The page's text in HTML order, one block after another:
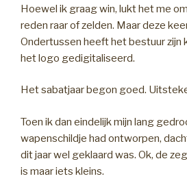
Hoewel ik graag win, lukt het me
reden raar of zelden. Maar deze
Ondertussen heeft het bestuur zijn
het logo gedigitaliseerd.
Het sabatjaar begon goed.
Toen ik dan eindelijk mijn lang
wapenschildje had ontworpen,
dit jaar wel geklaard was. Ok, de
is maar iets kleins.